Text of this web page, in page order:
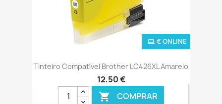
Tinteiro Compatível Brother LC426XL Amarelo
12,50 €
 COMPRAR
€ ONLINE